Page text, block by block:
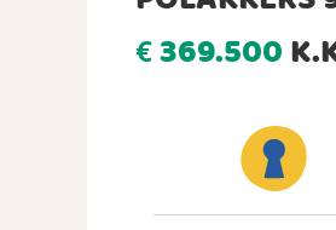
€369.500